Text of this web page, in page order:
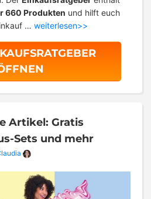
660 Produkten und hilft euch
… weiterlesen>>
Artikel: Gratis
Sets und mehr